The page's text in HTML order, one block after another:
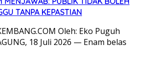
TANPA KEPASTIAN
Oleh: Eko Puguh
18 Juli 2026 — Enam belas